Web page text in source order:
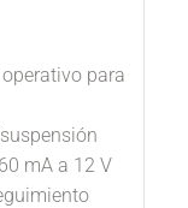
operativo para
mA a 12 V